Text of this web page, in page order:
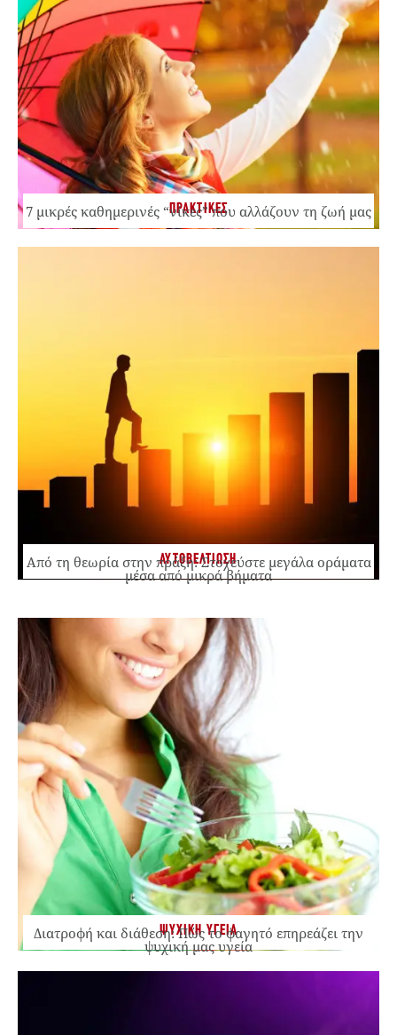
ΠΡΑΚΤΙΚΕΣ
7 μικρές καθημερινές “νίκες” που αλλάζουν τη ζωή μας
ΑΥΤΟΒΕΛΤΙΩΣΗ
Από τη θεωρία στην πράξη: Στοχεύστε μεγάλα οράματα
μέσα από μικρά βήματα
ΨΥΧΙΚΗ ΥΓΕΙΑ
Διατροφή και διάθεση: Πώς το φαγητό επηρεάζει την
ψυχική μας υγεία